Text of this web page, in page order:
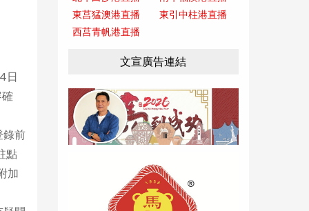
日
錄前
點
加
東莒猛澳港直播
東引中柱港直播
西莒青帆港直播
文宣廣告連結